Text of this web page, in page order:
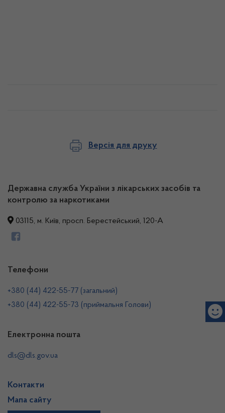
Версія для друку
Державна служба України з лікарських засобів та
контролю за наркотиками
03115, м. Київ, просп. Берестейський, 120-А
Телефони
+380 (44) 422-55-77 (загальний)
+380 (44) 422-55-73 (приймальня Голови)
Електронна пошта
dls@dls.gov.ua
Контакти
Мапа сайту